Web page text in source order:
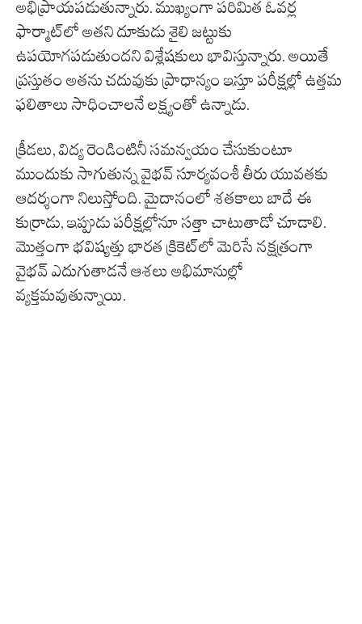
అభిప్రాయపడుతున్నారు. ముఖ్యంగా పరిమిత ఓవర్ల
ఫార్మాట్‌లో అతని దూకుడు శైలి జట్టుకు
ఉపయోగపడుతుందని విశ్లేషకులు భావిస్తున్నారు. అయితే
ప్రస్తుతం అతను చదువుకు ప్రాధాన్యం ఇస్తూ పరీక్షల్లో ఉత్తమ
ఫలితాలు సాధించాలనే లక్ష్యంతో ఉన్నాడు.
క్రీడలు, విద్య రెండింటినీ సమన్వయం చేసుకుంటూ
ముందుకు సాగుతున్న వైభవ్ సూర్యవంశీ తీరు యువతకు
ఆదర్శంగా నిలుస్తోంది. మైదానంలో శతకాలు బాదే ఈ
కుర్రాడు, ఇప్పుడు పరీక్షల్లోనూ సత్తా చాటుతాడో చూడాలి.
మొత్తంగా భవిష్యత్తు భారత క్రికెట్‌లో మెరిసే నక్షత్రంగా
వైభవ్ ఎదుగుతాడనే ఆశలు అభిమానుల్లో
వ్యక్తమవుతున్నాయి.